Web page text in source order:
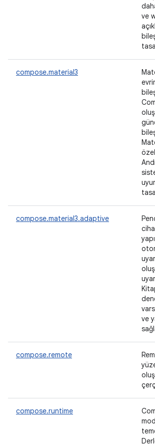
ve
compose.material3
compose.material3.adaptive
ve
compose.remote
compose.runtime